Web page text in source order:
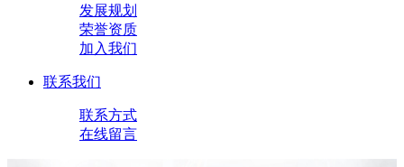
发展规划
荣誉资质
加入我们
联系我们
联系方式
在线留言